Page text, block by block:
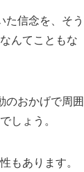
信念を、そう
んてこともな
のおかげで周囲
しょう。
もあります。